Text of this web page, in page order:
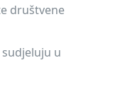
društvene
u